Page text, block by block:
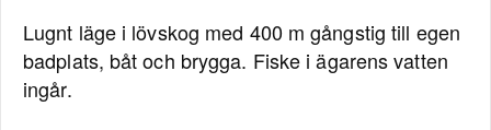
Lugnt läge i lövskog med 400 m gångstig till egen
badplats, båt och brygga. Fiske i ägarens vatten
ingår.